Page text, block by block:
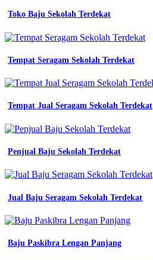
farmasi
baju
guru
model
seragam
tk
terbaru
bapelright
konveksi
52
baju
guru
52
Toko Baju Sekolah Terdekat
Tempat Seragam Sekolah Terdekat
Tempat Jual Seragam Sekolah Terdekat
Penjual Baju Sekolah Terdekat
Jual Baju Seragam Sekolah Terdekat
Baju Paskibra Lengan Panjang